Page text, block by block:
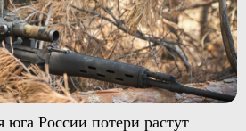
России потери растут